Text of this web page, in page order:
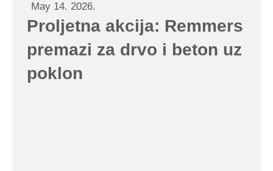
May 14. 2026.
Proljetna akcija: Remmers
premazi za drvo i beton uz
poklon